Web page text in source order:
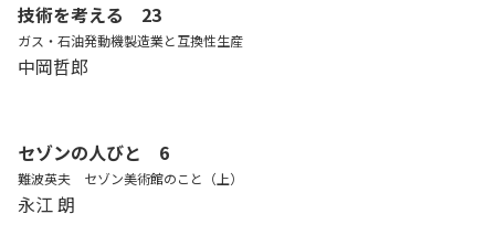
技術を考える 23
ガス・石油発動機製造業と互換性生産
中岡哲郎
セゾンの人びと 6
難波英夫 セゾン美術館のこと（上）
永江 朗